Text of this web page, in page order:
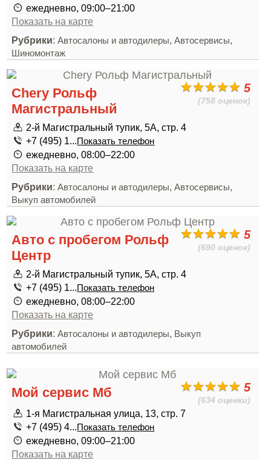
ежедневно, 09:00–21:00
Показать на карте
Рубрики:Автосалоны и автодилеры,Автосервисы,
Шиномонтаж
5
(758 оценок)
Chery Рольф
Магистральный
2-й Магистральный тупик, 5А, стр. 4
+7 (495) 1...Показать телефон
ежедневно, 08:00–22:00
Показать на карте
Рубрики:Автосалоны и автодилеры,Автосервисы,
Выкуп автомобилей
5
(690 оценок)
Авто с пробегом Рольф
Центр
2-й Магистральный тупик, 5А, стр. 4
+7 (495) 1...Показать телефон
ежедневно, 08:00–22:00
Показать на карте
Рубрики:Автосалоны и автодилеры, Выкуп
автомобилей
5
(634 оценки)
Мой сервис Мб
1-я Магистральная улица, 13, стр. 7
+7 (495) 4...Показать телефон
ежедневно, 09:00–21:00
Показать на карте